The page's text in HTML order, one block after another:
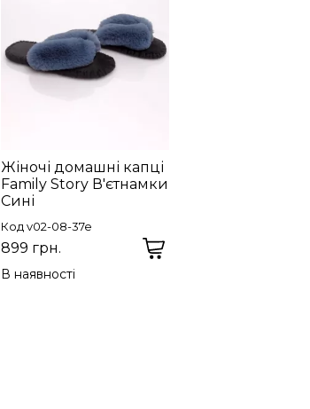
Жіночі домашні капці
Family Story В'єтнамки
Сині
Код v02-08-37e
899 грн.
В наявності